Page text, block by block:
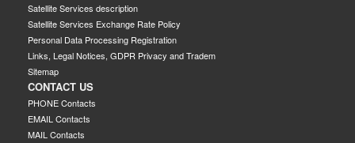
Satellite Services description
Satellite Services Exchange Rate Policy
Personal Data Processing Registration
Links, Legal Notices, GDPR Privacy and Tradem
Sitemap
CONTACT US
PHONE Contacts
EMAIL Contacts
MAIL Contacts